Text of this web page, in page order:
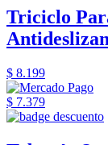
Triciclo
$ 8.199
$ 7.379